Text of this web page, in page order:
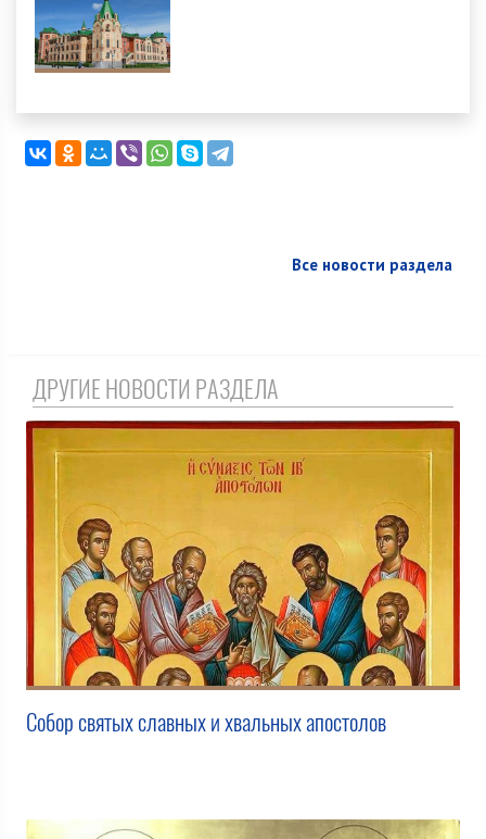
Все новости раздела
ДРУГИЕ НОВОСТИ РАЗДЕЛА
Собор святых славных и хвальных апостолов